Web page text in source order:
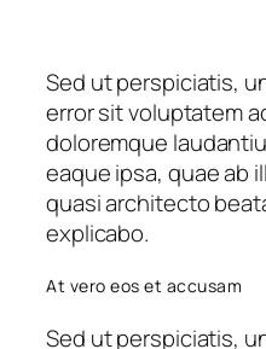
Sed ut perspiciatis,
error sit voluptatem
doloremque
eaque ipsa, quae ab
quasi architecto
explicabo.
At vero eos et accusam
Sed ut perspiciatis,